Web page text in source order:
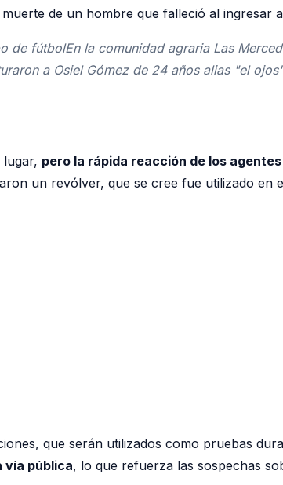
de un hombre que falleció al ingresar
de fútbolEn la comunidad agraria Las
a Osiel Gómez de 24 años alias "el
pero la rápida reacción de los agentes
un revólver, que se cree fue utilizado en
que serán utilizados como pruebas
vía pública, lo que refuerza las sospechas